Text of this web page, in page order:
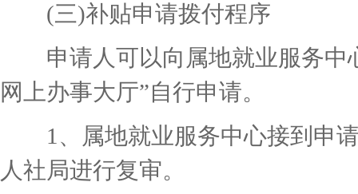
(三)补贴申请拨付程序
申请人可以向属地就业服务中
网上办事大厅”自行申请。
1、属地就业服务中心接到申请
人社局进行复审。